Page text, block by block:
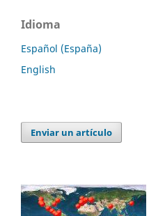
Idioma
Español (España)
English
Enviar un artículo